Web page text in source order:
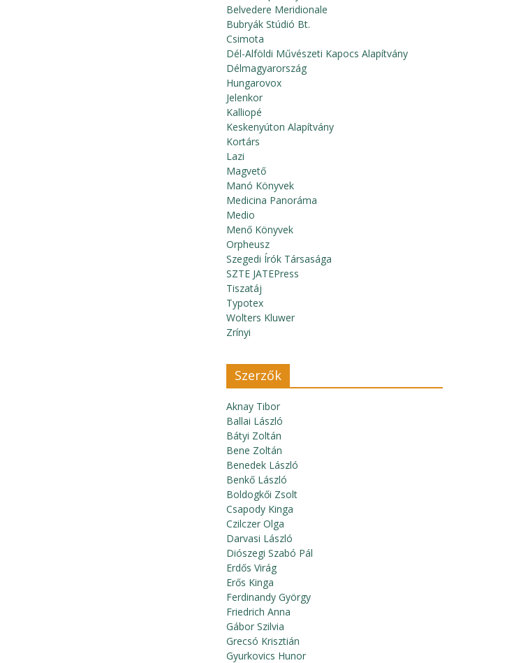
Belvedere Meridionale
Bubryák Stúdió Bt.
Csimota
Dél-Alföldi Művészeti Kapocs Alapítvány
Délmagyarország
Hungarovox
Jelenkor
Kalliopé
Keskenyúton Alapítvány
Kortárs
Lazi
Magvető
Manó Könyvek
Medicina Panoráma
Medio
Menő Könyvek
Orpheusz
Szegedi Írók Társasága
SZTE JATEPress
Tiszatáj
Typotex
Wolters Kluwer
Zrínyi
Szerzők
Aknay Tibor
Ballai László
Bátyi Zoltán
Bene Zoltán
Benedek László
Benkő László
Boldogkői Zsolt
Csapody Kinga
Czilczer Olga
Darvasi László
Diószegi Szabó Pál
Erdős Virág
Erős Kinga
Ferdinandy György
Friedrich Anna
Gábor Szilvia
Grecsó Krisztián
Gyurkovics Hunor